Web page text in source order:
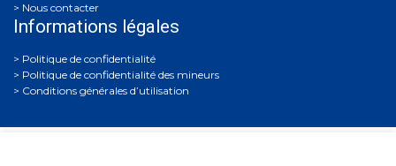
Nous contacter
Informations légales
Politique de confidentialité
Politique de confidentialité des mineurs
Conditions générales d’utilisation